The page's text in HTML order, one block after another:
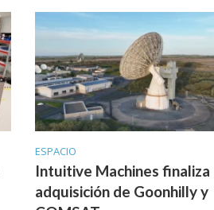
ESPACIO
Intuitive Machines finaliza
adquisición de Goonhilly y